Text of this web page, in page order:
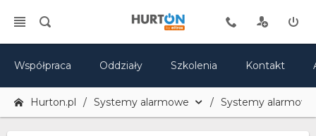
Współpraca Oddziały Szkolenia Kontakt
Hurton.pl Systemy alarmowe Systemy alarmowe